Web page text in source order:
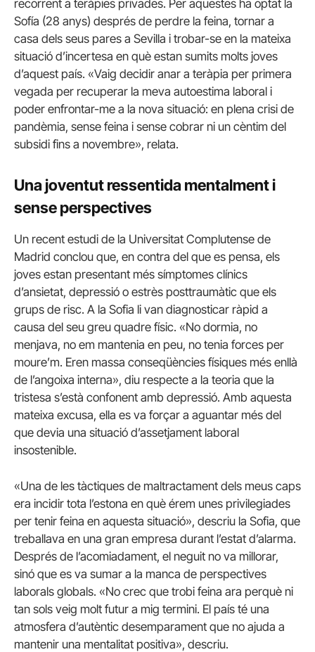
recorrent a teràpies privades. Per aquestes ha optat la
Sofía (28 anys) després de perdre la feina, tornar a
casa dels seus pares a Sevilla i trobar-se en la mateixa
situació d’incertesa en què estan sumits molts joves
d’aquest país. «Vaig decidir anar a teràpia per primera
vegada per recuperar la meva autoestima laboral i
poder enfrontar-me a la nova situació: en plena crisi de
pandèmia, sense feina i sense cobrar ni un cèntim del
subsidi fins a novembre», relata.
Una joventut ressentida mentalment i
sense perspectives
Un recent estudi de la Universitat Complutense de
Madrid conclou que, en contra del que es pensa, els
joves estan presentant més símptomes clínics
d’ansietat, depressió o estrès posttraumàtic que els
grups de risc. A la Sofia li van diagnosticar ràpid a
causa del seu greu quadre físic. «No dormia, no
menjava, no em mantenia en peu, no tenia forces per
moure’m. Eren massa conseqüències físiques més enllà
de l’angoixa interna», diu respecte a la teoria que la
tristesa s’està confonent amb depressió. Amb aquesta
mateixa excusa, ella es va forçar a aguantar més del
que devia una situació d’assetjament laboral
insostenible.
«Una de les tàctiques de maltractament dels meus caps
era incidir tota l’estona en què érem unes privilegiades
per tenir feina en aquesta situació», descriu la Sofia, que
treballava en una gran empresa durant l’estat d’alarma.
Després de l’acomiadament, el neguit no va millorar,
sinó que es va sumar a la manca de perspectives
laborals globals. «No crec que trobi feina ara perquè ni
tan sols veig molt futur a mig termini. El país té una
atmosfera d’autèntic desemparament que no ajuda a
mantenir una mentalitat positiva», descriu.